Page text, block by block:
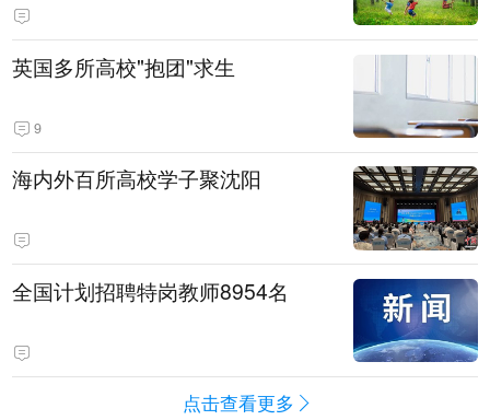
英国多所高校"抱团"求生
9
海内外百所高校学子聚沈阳
全国计划招聘特岗教师8954名
点击查看更多